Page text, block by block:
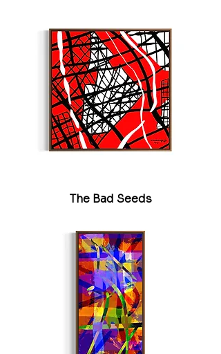
The Bad Seeds